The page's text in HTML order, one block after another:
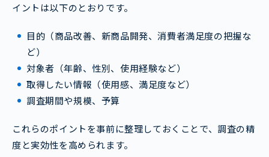
イントは以下のとおりです。
目的（商品改善、新商品開発、消費者満足度の把握な
ど）
対象者（年齢、性別、使用経験など）
取得したい情報（使用感、満足度など）
調査期間や規模、予算
これらのポイントを事前に整理しておくことで、調査の精
度と実効性を高められます。